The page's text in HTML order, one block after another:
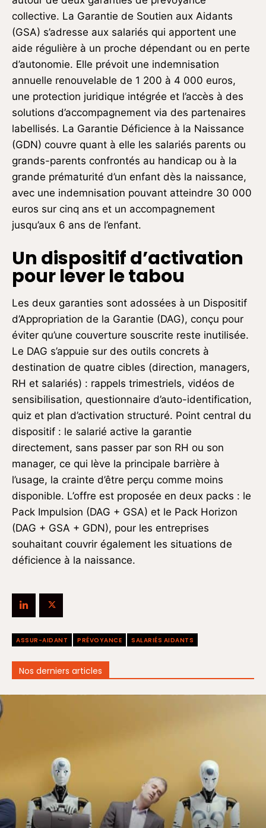
collective. La Garantie de Soutien aux Aidants
(GSA) s’adresse aux salariés qui apportent une
aide régulière à un proche dépendant ou en perte
d’autonomie. Elle prévoit une indemnisation
annuelle renouvelable de 1 200 à 4 000 euros,
une protection juridique intégrée et l’accès à des
solutions d’accompagnement via des partenaires
labellisés. La Garantie Déficience à la Naissance
(GDN) couvre quant à elle les salariés parents ou
grands-parents confrontés au handicap ou à la
grande prématurité d’un enfant dès la naissance,
avec une indemnisation pouvant atteindre 30 000
euros sur cinq ans et un accompagnement
jusqu’aux 6 ans de l’enfant.
Un dispositif d’activation
pour lever le tabou
Les deux garanties sont adossées à un Dispositif
d’Appropriation de la Garantie (DAG), conçu pour
éviter qu’une couverture souscrite reste inutilisée.
Le DAG s’appuie sur des outils concrets à
destination de quatre cibles (direction, managers,
RH et salariés) : rappels trimestriels, vidéos de
sensibilisation, questionnaire d’auto-identification,
quiz et plan d’activation structuré. Point central du
dispositif : le salarié active la garantie
directement, sans passer par son RH ou son
manager, ce qui lève la principale barrière à
l’usage, la crainte d’être perçu comme moins
disponible. L’offre est proposée en deux packs : le
Pack Impulsion (DAG + GSA) et le Pack Horizon
(DAG + GSA + GDN), pour les entreprises
souhaitant couvrir également les situations de
déficience à la naissance.
ASSUR-AIDANT PRÉVOYANCE SALARIÉS AIDANTS
Nos derniers articles